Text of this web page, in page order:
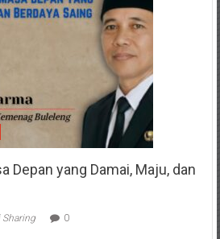
Depan yang Damai, Maju, dan
Sharing 0